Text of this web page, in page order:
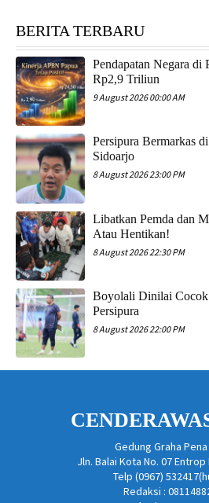
BERITA TERBARU
Pendapatan Negara di
Rp2,9 Triliun
9 August 2026 00:00 AM
Persipura Bermarkas
Sidoarjo
8 August 2026 23:00 PM
Libatkan Pemda dan
Atau Hentikan!
8 August 2026 22:30 PM
Boyolali Dinilai
Persipura
8 August 2026 22:00 PM
Gedung Graha Pena
Jln. Balai Kota No. 07
Telp (0967)
Redaksi :